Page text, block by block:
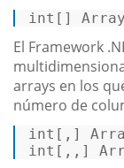
int []
El Framework
arrays en los
número de
int [,]
int [,,]